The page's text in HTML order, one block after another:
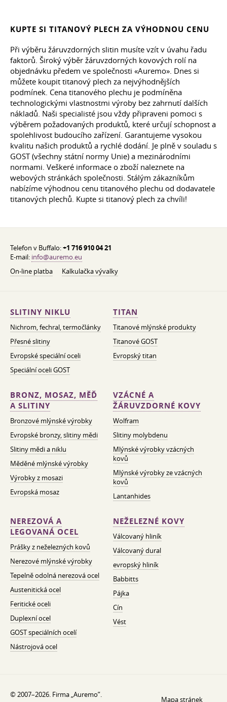
KUPTE SI TITANOVÝ PLECH ZA VÝHODNOU CENU
Při výběru žáruvzdorných slitin musíte vzít v úvahu řadu
faktorů. Široký výběr žáruvzdorných kovových rolí na
objednávku předem ve společnosti «Auremo». Dnes si
můžete koupit titanový plech za nejvýhodnějších
podmínek. Cena titanového plechu je podmíněna
technologickými vlastnostmi výroby bez zahrnutí dalších
nákladů. Naši specialisté jsou vždy připraveni pomoci s
výběrem požadovaných produktů, které určují schopnost a
spolehlivost budoucího zařízení. Garantujeme vysokou
kvalitu našich produktů a rychlé dodání. Je plně v souladu s
GOST (všechny státní normy Unie) a mezinárodními
normami. Veškeré informace o zboží naleznete na
webových stránkách společnosti. Stálým zákazníkům
nabízíme výhodnou cenu titanového plechu od dodavatele
titanových plechů. Kupte si titanový plech za chvíli!
Telefon v Buffalo:+1 716 910 04 21
E-mail: info@auremo.eu
On-line platba
Kalkulačka vývalky
SLITINY NIKLU
Nichrom, fechral, termočlánky
Přesné slitiny
Evropské speciální oceli
Speciální oceli GOST
TITAN
Titanové mlýnské produkty
Titanové GOST
Evropský titan
BRONZ, MOSAZ, MĚĎ
A SLITINY
Bronzové mlýnské výrobky
Evropské bronzy, slitiny mědi
Slitiny mědi a niklu
Měděné mlýnské výrobky
Výrobky z mosazi
Evropská mosaz
VZÁCNÉ A
ŽÁRUVZDORNÉ KOVY
Wolfram
Slitiny molybdenu
Mlýnské výrobky vzácných
kovů
Mlýnské výrobky ze vzácných
kovů
Lantanhides
NEREZOVÁ A
LEGOVANÁ OCEL
Prášky z neželezných kovů
Nerezové mlýnské výrobky
Tepelně odolná nerezová ocel
Austenitická ocel
Feritické oceli
Duplexní ocel
GOST speciálních ocelí
Nástrojová ocel
NEŽELEZNÉ KOVY
Válcovaný hliník
Válcovaný dural
evropský hliník
Babbitts
Pájka
Cín
Vést
© 2007–2026. Firma „Auremo”.
Mapa stránek